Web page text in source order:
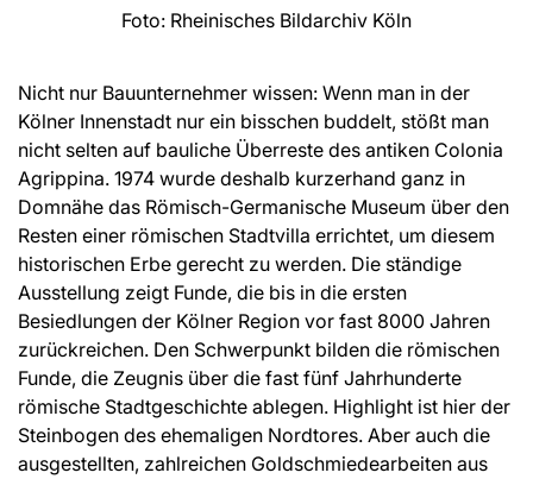
Foto: Rheinisches Bildarchiv Köln
Nicht nur Bauunternehmer wissen: Wenn man in der
Kölner Innenstadt nur ein bisschen buddelt, stößt man
nicht selten auf bauliche Überreste des antiken Colonia
Agrippina. 1974 wurde deshalb kurzerhand ganz in
Domnähe das Römisch-Germanische Museum über den
Resten einer römischen Stadtvilla errichtet, um diesem
historischen Erbe gerecht zu werden. Die ständige
Ausstellung zeigt Funde, die bis in die ersten
Besiedlungen der Kölner Region vor fast 8000 Jahren
zurückreichen. Den Schwerpunkt bilden die römischen
Funde, die Zeugnis über die fast fünf Jahrhunderte
römische Stadtgeschichte ablegen. Highlight ist hier der
Steinbogen des ehemaligen Nordtores. Aber auch die
ausgestellten, zahlreichen Goldschmiedearbeiten aus